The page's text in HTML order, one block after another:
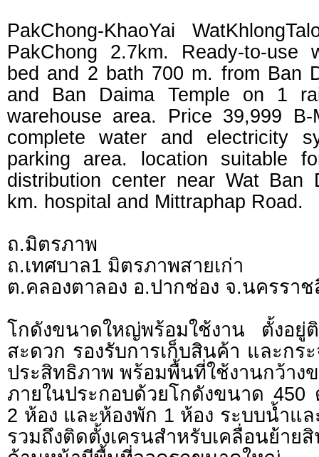
PakChong-KhaoYai
PakChong 2.7km. Ready-to-use
bed and 2 bath 700 m. from Ban
and Ban Daima Temple on 1
warehouse area. Price 39,999
complete water and electricity
parking area. location suitable
distribution center near Wat Ban
km. hospital and Mittraphap Road.
ถ.มิตรภาพ
ถ.เทศบาล1 มิตรภาพสายเก่า
ต.คลองตาลอง อ.ปากช่อง จ.นครรา
โกดังขนาดใหญ่พร้อมใช้งาน ตั้งอยู่
สะดวก รองรับการเก็บสินค้า และกร
ประสิทธิภาพ พร้อมพื้นที่ใช้งานกว้าง
ภายในประกอบด้วยโกดังขนาด 450
2 ห้อง และห้องพัก 1 ห้อง ระบบน้ำแ
รวมถึงติดตั้งเครนสำหรับเคลื่อนย้าย